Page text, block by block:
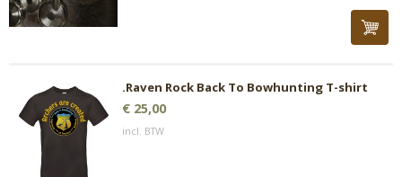
.Raven Rock Back To Bowhunting T-shirt
€ 25,00
incl. BTW